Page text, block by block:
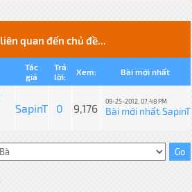
quan đến chủ đề...
Tác
giả
Trả
lời:
Xem: Bài mới nhất
SapinT 0 9,176
09-25-2012, 07:48 PM
Bài mới nhất:SapinT